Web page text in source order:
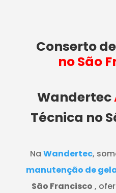
Conserto
no São
Wandertec
Técnica no
Na Wandertec,
manutenção de
São Francisco ,